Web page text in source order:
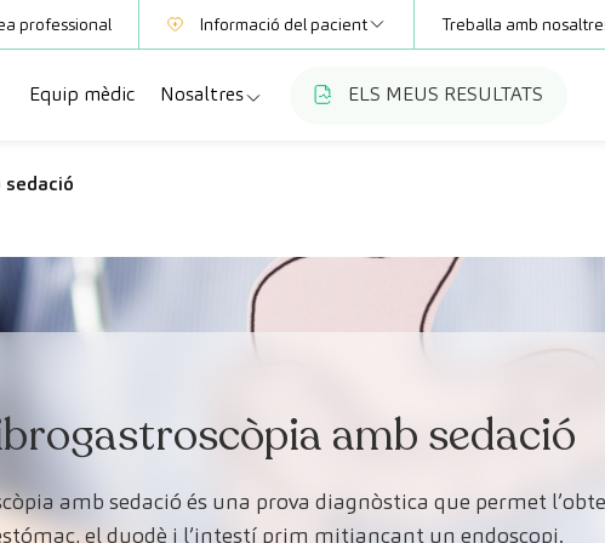
professional Informació del pacient
Mútues
Treballa amb
mèdiques
Equip mèdic Nosaltres
Preguntes freqüents
ELS MEUS RESULTATS
amb sedació
amb sedació és una prova diagnòstica que permet
el duodè i l’intestí prim mitjançant un endoscopi.